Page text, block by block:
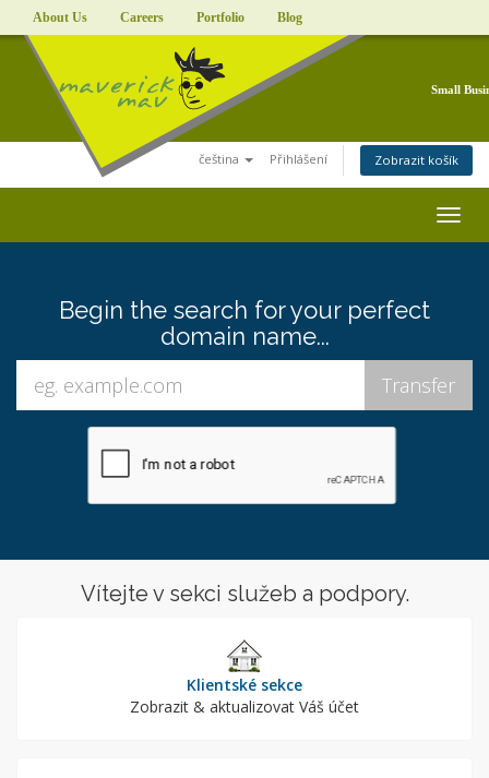
About Us Careers Portfolio Blog
Small
čeština Přihlášení Zobrazit košík
Begin the search for your perfect
domain name...
Vítejte v sekci služeb a podpory.
Klientské sekce
Zobrazit & aktualizovat Váš účet